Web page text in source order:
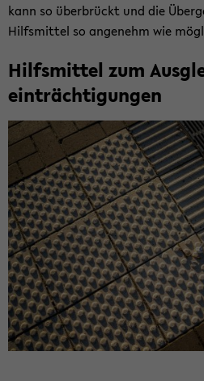
kann so über­brückt und die
Hilfs­mit­tel so an­ge­nehm wie
Hilfs­mit­tel zum
ein­träch­ti­gun­gen